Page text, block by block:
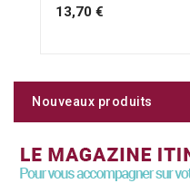
13,70 €
Nouveaux produits